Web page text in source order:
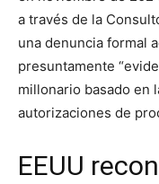
a través de la
una denuncia formal
presuntamente
millonario basado en
autorizaciones de
EEUU